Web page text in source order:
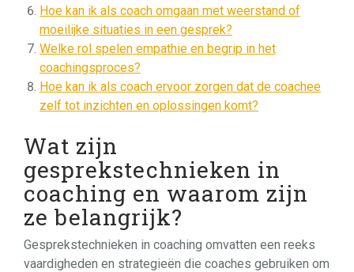
Hoe kan ik als coach omgaan met weerstand of
moeilijke situaties in een gesprek?
Welke rol spelen empathie en begrip in het
coachingsproces?
Hoe kan ik als coach ervoor zorgen dat de coachee
zelf tot inzichten en oplossingen komt?
Wat zijn
gesprekstechnieken in
coaching en waarom zijn
ze belangrijk?
Gesprekstechnieken in coaching omvatten een reeks
vaardigheden en strategieën die coaches gebruiken om